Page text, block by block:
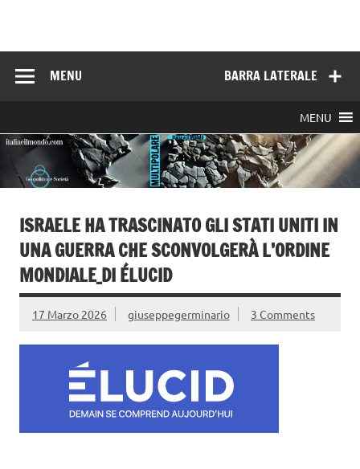
BARRA LATERALE
MENU
MENU
ISRAELE HA TRASCINATO GLI STATI UNITI IN
UNA GUERRA CHE SCONVOLGERÀ L’ORDINE
MONDIALE_DI ÉLUCID
17 Marzo 2026 giuseppegerminario 3 Comments